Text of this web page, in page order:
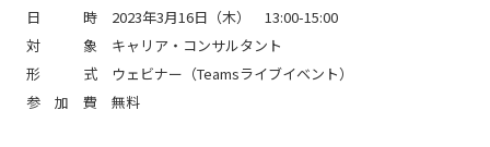
日 時 2023年3月16日（木） 13:00-15:00
対 象 キャリア・コンサルタント
形 式 ウェビナー（Teamsライブイベント）
参 加 費 無料